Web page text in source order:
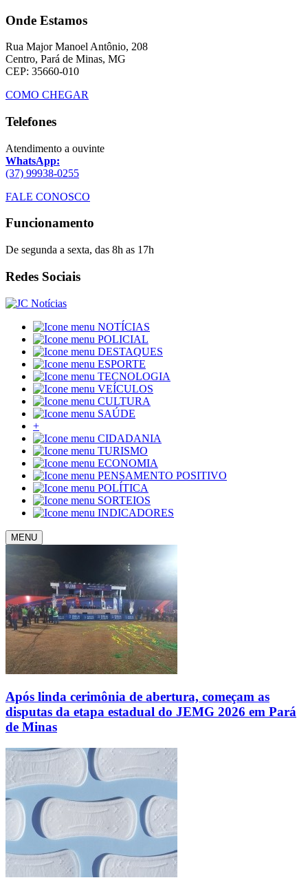
Onde Estamos
Rua Major Manoel Antônio, 208
Centro, Pará de Minas, MG
CEP: 35660-010
COMO CHEGAR
Telefones
Atendimento a ouvinte
WhatsApp:
(37) 99938-0255
FALE CONOSCO
Funcionamento
De segunda a sexta, das 8h as 17h
Redes Sociais
NOTÍCIAS
POLICIAL
DESTAQUES
ESPORTE
TECNOLOGIA
VEÍCULOS
CULTURA
SAÚDE
+
CIDADANIA
TURISMO
ECONOMIA
PENSAMENTO POSITIVO
POLÍTICA
SORTEIOS
INDICADORES
MENU
Após linda cerimônia de abertura, começam as
disputas da etapa estadual do JEMG 2026 em Pará
de Minas